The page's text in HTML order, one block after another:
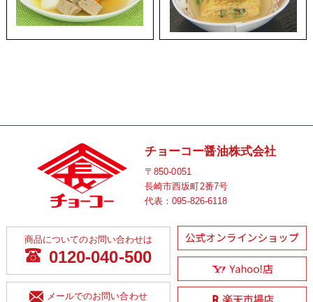
チョーコー醤油株式会社
〒850-0051
長崎市西坂町2番7号
代表：095-826-6118
商品についてのお問い合わせは
0120-040-500
メールでのお問い合わせ